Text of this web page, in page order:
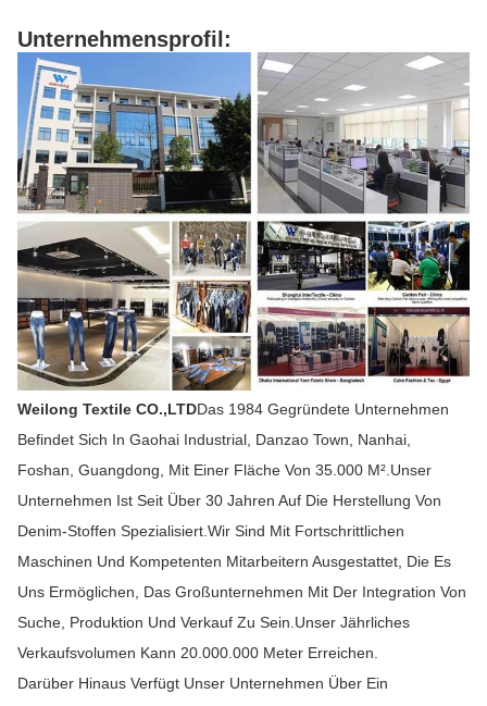
Unternehmensprofil:
Weilong Textile CO.,LTDDas 1984 Gegründete Unternehmen
Befindet Sich In Gaohai Industrial, Danzao Town, Nanhai,
Foshan, Guangdong, Mit Einer Fläche Von 35.000 M².Unser
Unternehmen Ist Seit Über 30 Jahren Auf Die Herstellung Von
Denim-Stoffen Spezialisiert.Wir Sind Mit Fortschrittlichen
Maschinen Und Kompetenten Mitarbeitern Ausgestattet, Die Es
Uns Ermöglichen, Das Großunternehmen Mit Der Integration Von
Suche, Produktion Und Verkauf Zu Sein.Unser Jährliches
Verkaufsvolumen Kann 20.000.000 Meter Erreichen.
Darüber Hinaus Verfügt Unser Unternehmen Über Ein